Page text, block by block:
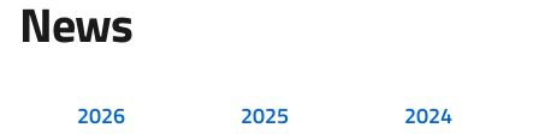
News
2026 2025 2024